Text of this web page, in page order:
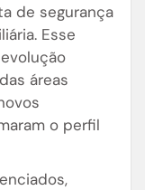
de segurança
Esse
áreas
o perfil